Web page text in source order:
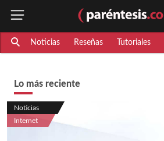
Noticias Reseñas Tutoriales
Lo más reciente
Noticias
Internet